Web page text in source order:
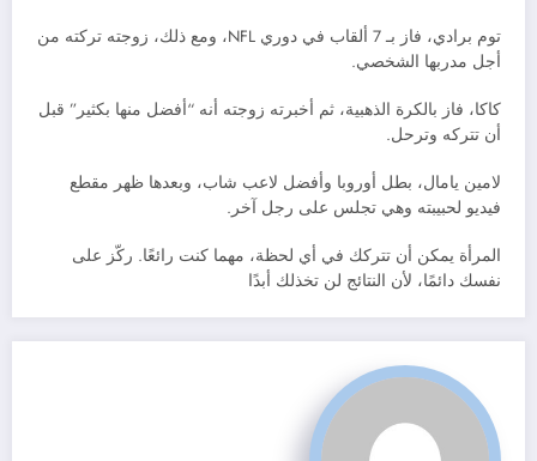
توم برادي، فاز بـ 7 ألقاب في دوري NFL، ومع ذلك، زوجته تركته من
أجل مدربها الشخصي.
كاكا، فاز بالكرة الذهبية، ثم أخبرته زوجته أنه “أفضل منها بكثير” قبل
أن تتركه وترحل.
لامين يامال، بطل أوروبا وأفضل لاعب شاب، وبعدها ظهر مقطع
فيديو لحبيبته وهي تجلس على رجل آخر.
المرأة يمكن أن تتركك في أي لحظة، مهما كنت رائعًا. ركّز على
نفسك دائمًا، لأن النتائج لن تخذلك أبدًا